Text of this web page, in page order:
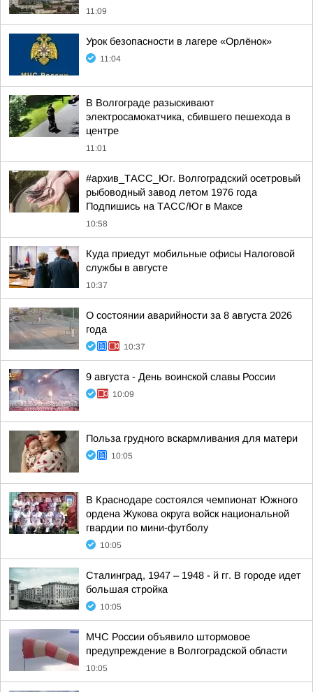
11:09
Урок безопасности в лагере «Орлёнок»
11:04
В Волгограде разыскивают
электросамокатчика, сбившего пешехода в
центре
11:01
#архив_ТАСС_Юг. Волгоградский осетровый
рыбоводный завод летом 1976 года
Подпишись на ТАСС/Юг в Максе
10:58
Куда приедут мобильные офисы Налоговой
службы в августе
10:37
О состоянии аварийности за 8 августа 2026
года
10:37
9 августа - День воинской славы России
10:09
Польза грудного вскармливания для матери
10:05
В Краснодаре состоялся чемпионат Южного
ордена Жукова округа войск национальной
гвардии по мини-футболу
10:05
Сталинград, 1947 – 1948 - й гг. В городе идет
большая стройка
10:05
МЧС России объявило штормовое
предупреждение в Волгоградской области
10:05